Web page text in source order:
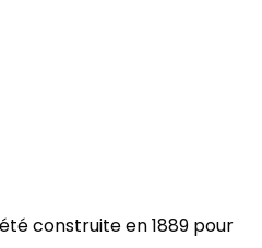
construite en 1889 pour